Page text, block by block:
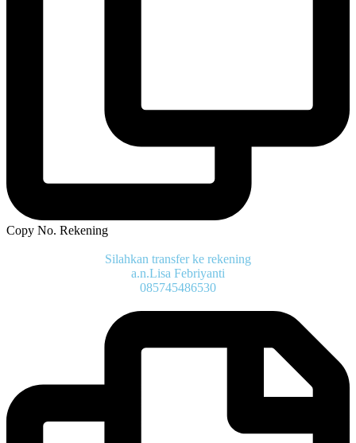
Copy No. Rekening
Silahkan transfer ke rekening
a.n.Lisa Febriyanti
085745486530